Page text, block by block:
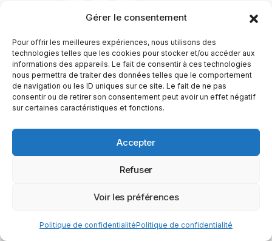
Gérer le consentement
Pour offrir les meilleures expériences, nous utilisons des
technologies telles que les cookies pour stocker et/ou accéder aux
informations des appareils. Le fait de consentir à ces technologies
nous permettra de traiter des données telles que le comportement
de navigation ou les ID uniques sur ce site. Le fait de ne pas
consentir ou de retirer son consentement peut avoir un effet négatif
sur certaines caractéristiques et fonctions.
Accepter
Refuser
Voir les préférences
Politique de confidentialitéPolitique de confidentialité
Samsung : un tout nouveau visage sous
Facebook Messenger : retour sur l’année 2017
Suivant